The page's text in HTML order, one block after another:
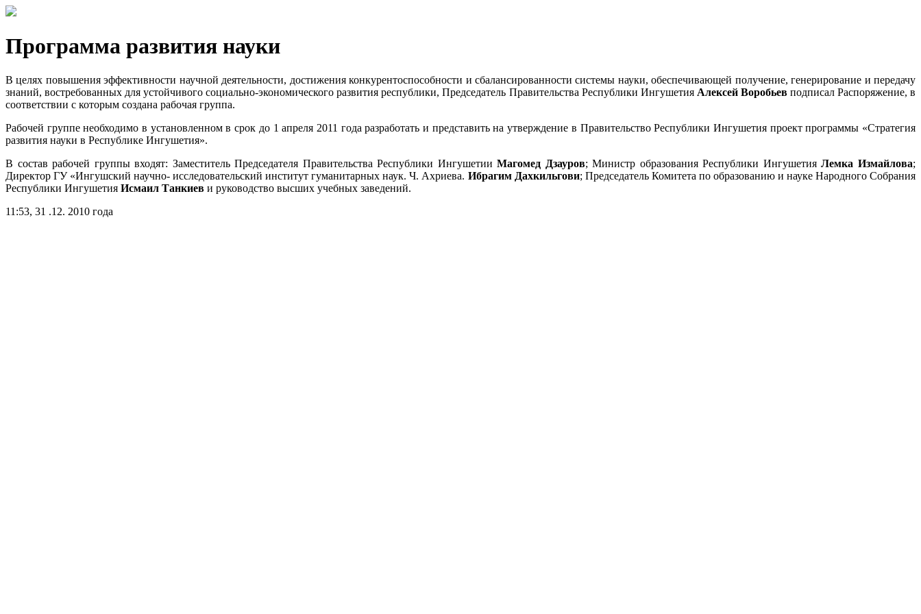
Программа развития науки
В целях повышения эффективности научной деятельности, достижения конкурентоспособности и сбалансированности системы науки, обеспечивающей получение, генерирование и передачу
знаний, востребованных для устойчивого социально-экономического развития республики, Председатель Правительства Республики Ингушетия Алексей Воробьевподписал Распоряжение, в
соответствии с которым создана рабочая группа.
Рабочей группе необходимо в установленном в срок до 1 апреля 2011 года разработать и представить на утверждение в Правительство Республики Ингушетия проект программы «Стратегия
развития науки в Республике Ингушетия».
В состав рабочей группы входят: Заместитель Председателя Правительства Республики ИнгушетииМагомед Дзауров; Министр образования Республики ИнгушетияЛемка Измайлова;
Директор ГУ «Ингушский научно- исследовательский институт гуманитарных наук. Ч. Ахриева. Ибрагим Дахкильгови; Председатель Комитета по образованию и науке Народного Собрания
Республики Ингушетия Исмаил Танкиев и руководство высших учебных заведений.
11:53, 31 .12. 2010 года